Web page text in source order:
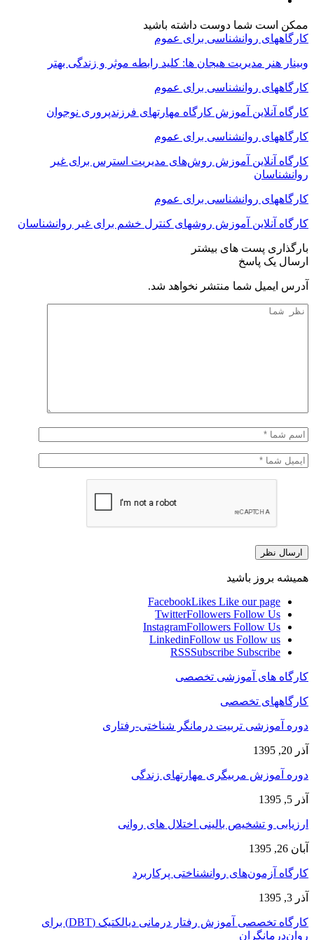
ممکن است شما دوست داشته باشید
کارگاههای روانشناسی برای عموم
وبینار هنر مدیریت هیجان ها: کلید رابطه موثر و زندگی بهتر
کارگاههای روانشناسی برای عموم
کارگاه آنلاین آموزش کارگاه مهارتهای فرزندپروری نوجوان
کارگاههای روانشناسی برای عموم
کارگاه آنلاین آموزش روش‌های مدیریت استرس برای غیر
روانشناسان
کارگاههای روانشناسی برای عموم
کارگاه آنلاین آموزش روشهای کنترل خشم برای غیر روانشناسان
بارگذاری پست های بیشتر
ارسال یک پاسخ
آدرس ایمیل شما منتشر نخواهد شد.
همیشه بروز باشید
FacebookLikes Like our page
TwitterFollowers Follow Us
InstagramFollowers Follow Us
LinkedinFollow us Follow us
RSSSubscribe Subscribe
کارگاه های آموزشی تخصصی
کارگاههای تخصصی
دوره آموزشی تربیت درمانگر شناختی-رفتاری
آذر 20, 1395
دوره آموزش مربیگری مهارتهای زندگی
آذر 5, 1395
ارزیابی و تشخیص بالینی اختلال های روانی
آبان 26, 1395
کارگاه آزمون‌های روانشناختی پرکاربرد
آذر 3, 1395
کارگاه تخصصی آموزش رفتار درمانی دیالکتیک (DBT) برای
روان‌درمانگران